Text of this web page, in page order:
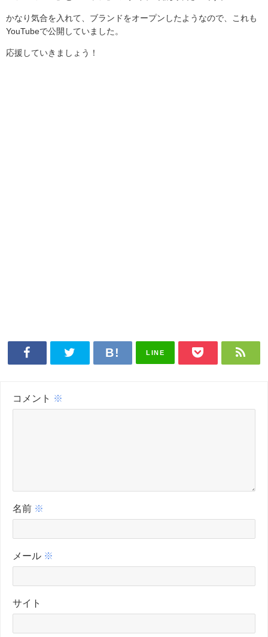
かなり気合を入れて、ブランドをオープンしたようなので、これも
YouTubeで公開していました。
応援していきましょう！
LINE
コメント ※
名前 ※
メール ※
サイト